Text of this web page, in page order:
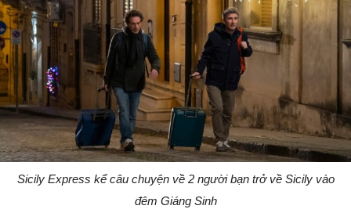
Sicily Express kể câu chuyện về 2 người bạn trở về Sicily vào
đêm Giáng Sinh